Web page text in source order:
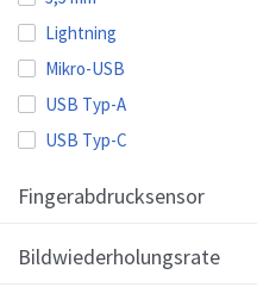
POCO
Sony
realme
Ulefone
VIVO
OnePlus
Lightning
Mikro-USB
USB Typ-A
USB Typ-C
Fingerabdrucksensor
Bildwiederholungsrate